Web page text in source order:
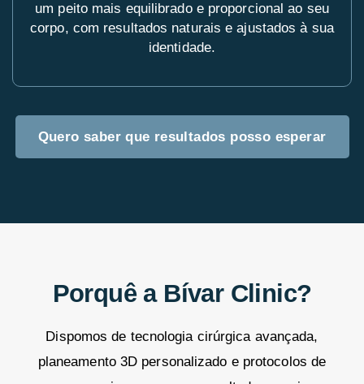
um peito mais equilibrado e proporcional ao seu
corpo, com resultados naturais e ajustados à sua
identidade.
Quero saber que resultados posso esperar
Porquê a Bívar Clinic?
Dispomos de tecnologia cirúrgica avançada,
planeamento 3D personalizado e protocolos de